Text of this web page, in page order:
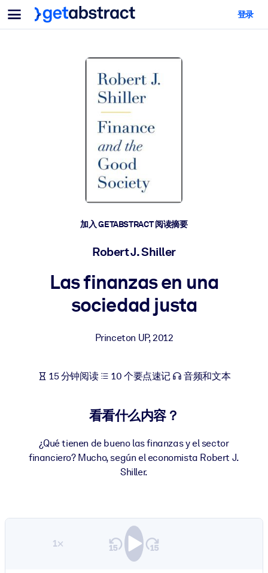
菜单
面向团队与管理者
为您的员工配备关键的人工智能技能。
让团队更轻松地共同学习、解决实际问题并更快采取行动。
培养您的员工应对未来挑战所需的技能。
将简短且经过验证的知识引入您的 LMS/LXP，以获得更强的学习效
用值得信赖且即插即用的商业知识丰富您的企业图书馆。
利用可靠、结构化的知识为您的人工智能系统提供动力，以改善输
面向人工智能系统
登录
加入 GETABSTRACT 阅读摘要
Robert J. Shiller
Las finanzas en una
sociedad justa
Princeton UP,2012
15 分钟阅读 10 个要点速记 音频和文本
看看什么内容？
¿Qué tienen de bueno las finanzas y el sector
financiero? Mucho, según el economista Robert J.
Shiller.
1×